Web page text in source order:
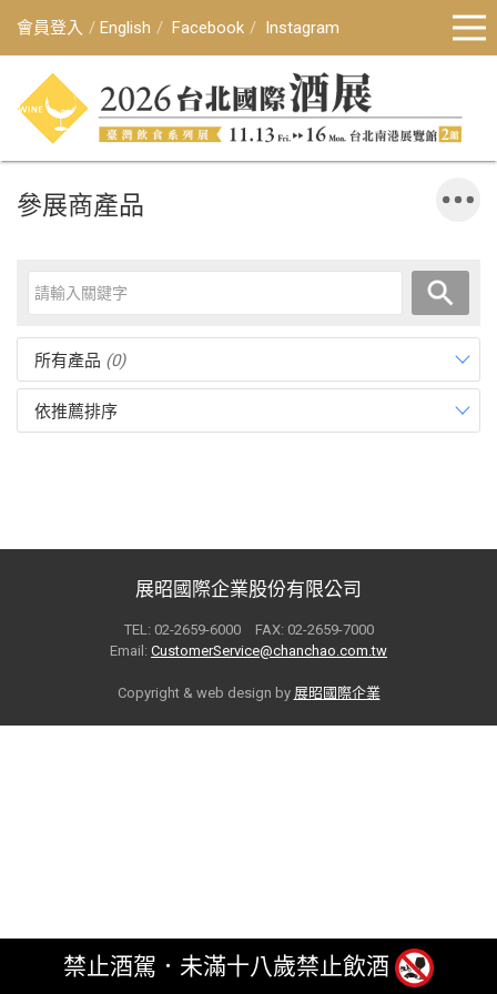
會員登入 English Facebook Instagram
參展商產品
所有產品 (0)
依推薦排序
展昭國際企業股份有限公司
TEL: 02-2659-6000 FAX: 02-2659-7000
Email: CustomerService@chanchao.com.tw
Copyright & web design by 展昭國際企業
禁止酒駕．未滿十八歲禁止飲酒